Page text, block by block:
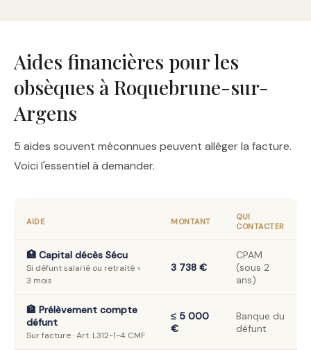
Aides financières pour les
obsèques à Roquebrune-sur-
Argens
5 aides souvent méconnues peuvent alléger la facture.
Voici l'essentiel à demander.
AIDE MONTANT
QUI
CONTACTER
🏥 Capital décès Sécu
Si défunt salarié ou retraité <
3 mois
3 738 €
CPAM
(sous 2
ans)
🏦 Prélèvement compte
défunt
Sur facture · Art. L312-1-4 CMF
≤ 5 000
€
Banque du
défunt